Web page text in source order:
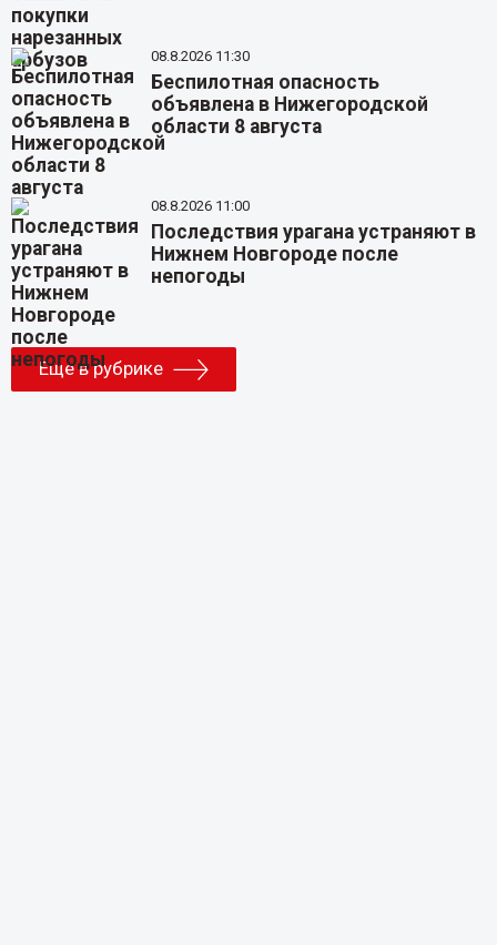
08.8.2026 11:30
Беспилотная опасность
объявлена в Нижегородской
области 8 августа
08.8.2026 11:00
Последствия урагана устраняют в
Нижнем Новгороде после
непогоды
Еще в рубрике